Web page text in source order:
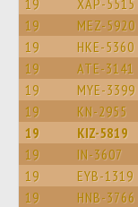
19 XAP-5515
19 MEZ-5920
19 HKE-5360
19 ATE-3141
19 MYE-3399
19 KN-2955
19 KIZ-5819
19 IN-3607
19 EYB-1319
19 HNB-3766